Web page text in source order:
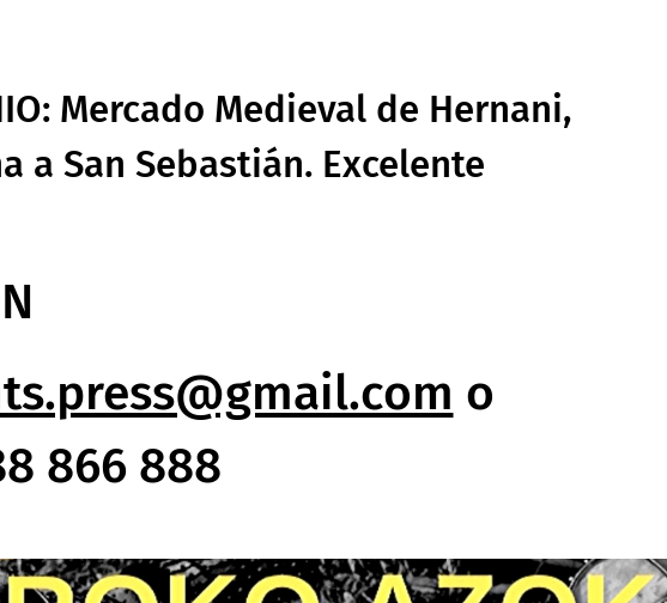
Mercado Medieval de Hernani,
a San Sebastián. Excelente
o
866 888